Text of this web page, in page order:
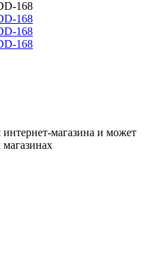
168
интернет-магазина и может